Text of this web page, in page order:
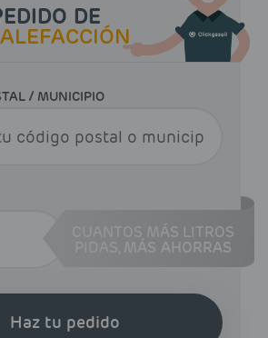
DE
/ MUNICIPIO
CUANTOS MÁS LITROS
MÁS AHORRAS
Haz tu pedido